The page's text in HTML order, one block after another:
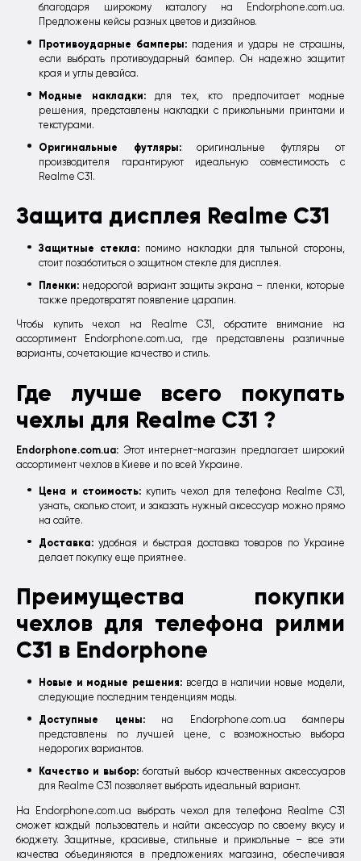
благодаря широкому каталогу на Endorphone.com.ua.
Предложены кейсы разных цветов и дизайнов.
Противоударные бамперы: падения и удары не страшны,
если выбрать противоударный бампер. Он надежно защитит
края и углы девайса.
Модные накладки:для тех, кто предпочитает модные
решения, представлены накладки с прикольными принтами и
текстурами.
Оригинальные футляры:оригинальные футляры от
производителя гарантируют идеальную совместимость с
Realme C31.
Защита дисплея Realme C31
Защитные стекла: помимо накладки для тыльной стороны,
стоит позаботиться о защитном стекле для дисплея.
Пленки: недорогой вариант защиты экрана – пленки, которые
также предотвратят появление царапин.
Чтобы купить чехол на Realme C31, обратите внимание на
ассортимент Endorphone.com.ua, где представлены различные
варианты, сочетающие качество и стиль.
Где лучше всего покупать
чехлы для Realme C31 ?
Endorphone.com.ua: Этот интернет-магазин предлагает широкий
ассортимент чехлов в Киеве и по всей Украине.
Цена и стоимость: купить чехол для телефона Realme C31,
узнать, сколько стоит, и заказать нужный аксессуар можно прямо
на сайте.
Доставка: удобная и быстрая доставка товаров по Украине
делает покупку еще приятнее.
Преимущества покупки
чехлов для телефона рилми
C31 в Endorphone
Новые и модные решения:всегда в наличии новые модели,
следующие последним тенденциям моды.
Доступные цены:на Endorphone.com.ua бамперы
представлены по лучшей цене, с возможностью выбора
недорогих вариантов.
Качество и выбор: богатый выбор качественных аксессуаров
для Realme C31 позволяет выбрать идеальный вариант.
На Endorphone.com.ua выбрать чехол для телефона Realme C31
сможет каждый пользователь и найти аксессуар по своему вкусу и
бюджету. Защитные, красивые, стильные и прикольные – все эти
качества объединяются в предложениях магазина, обеспечивая